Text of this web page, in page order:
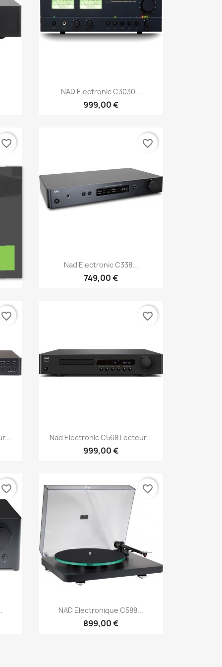
Aperçu rapide
NAD Electronic C3030...
999,00 €
favorite_border
 Aperçu rapide
Nad Electronic C338...
749,00 €
favorite_border
favorite_border
Aperçu rapide
Nad Electronic C568 Lecteur...
999,00 €
favorite_border
favorite_border
Aperçu rapide
NAD Electronique C588...
899,00 €
favorite_border